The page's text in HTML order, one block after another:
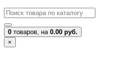
0 товаров, на 0.00 руб.
×